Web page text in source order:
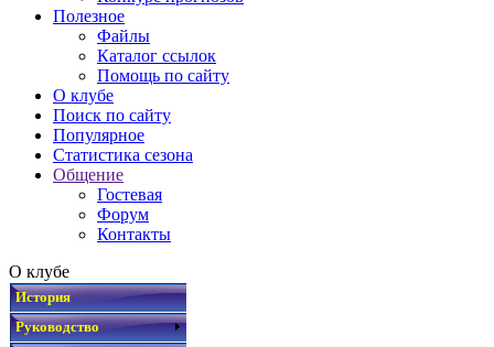
Полезное
Файлы
Каталог ссылок
Помощь по сайту
О клубе
Поиск по сайту
Популярное
Статистика сезона
Общение
Гостевая
Форум
Контакты
О клубе
История
Руководство